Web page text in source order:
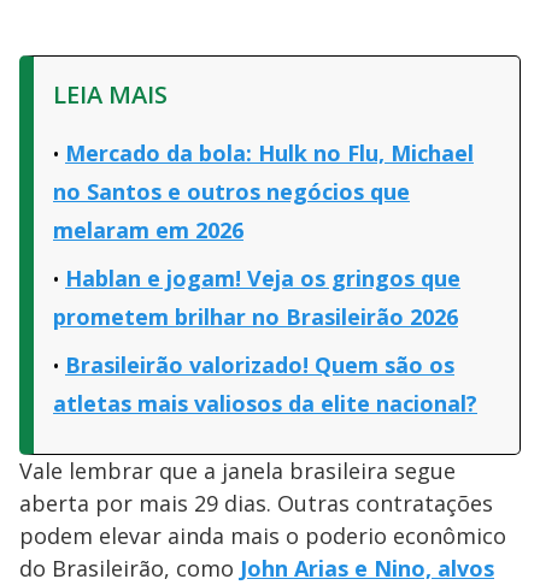
LEIA MAIS
Mercado da bola: Hulk no Flu, Michael
no Santos e outros negócios que
melaram em 2026
Hablan e jogam! Veja os gringos que
prometem brilhar no Brasileirão 2026
Brasileirão valorizado! Quem são os
atletas mais valiosos da elite nacional?
Vale lembrar que a janela brasileira segue
aberta por mais 29 dias. Outras contratações
podem elevar ainda mais o poderio econômico
do Brasileirão, como John Arias e Nino, alvos